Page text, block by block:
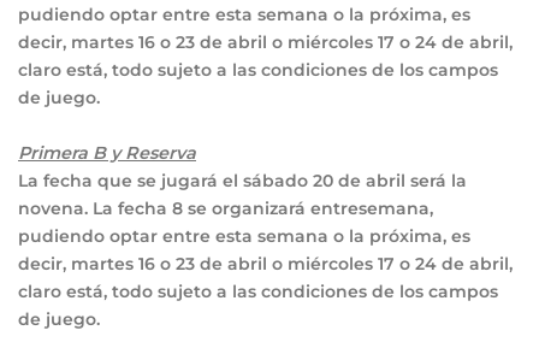
pudiendo optar entre esta semana o la próxima, es
decir, martes 16 o 23 de abril o miércoles 17 o 24 de abril,
claro está, todo sujeto a las condiciones de los campos
de juego.
Primera B y Reserva
La fecha que se jugará el sábado 20 de abril será la
novena. La fecha 8 se organizará entresemana,
pudiendo optar entre esta semana o la próxima, es
decir, martes 16 o 23 de abril o miércoles 17 o 24 de abril,
claro está, todo sujeto a las condiciones de los campos
de juego.